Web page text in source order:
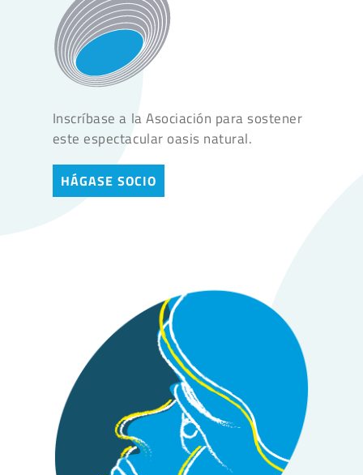
Inscríbase a la Asociación para sostener
este espectacular oasis natural.
HÁGASE SOCIO